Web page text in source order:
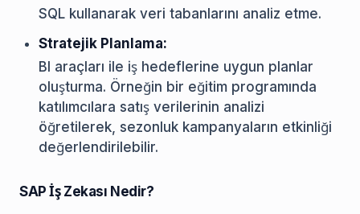
SQL kullanarak veri tabanlarını analiz etme.
Stratejik Planlama:
BI araçları ile iş hedeflerine uygun planlar
oluşturma. Örneğin bir eğitim programında
katılımcılara satış verilerinin analizi
öğretilerek, sezonluk kampanyaların etkinliği
değerlendirilebilir.
SAP İş Zekası Nedir?